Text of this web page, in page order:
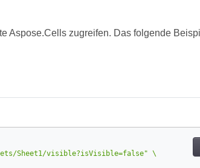
Aspose.Cells zugreifen. Das folgende
Sheet1/visible?isVisible=false"